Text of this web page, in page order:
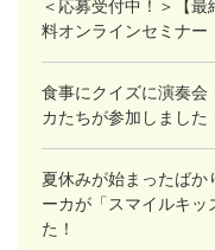
＜応募受付中！＞【
料オンラインセミナー
食事にクイズに演奏会
カたちが参加しました
夏休みが始まったばか
ーカが「スマイルキッ
た！